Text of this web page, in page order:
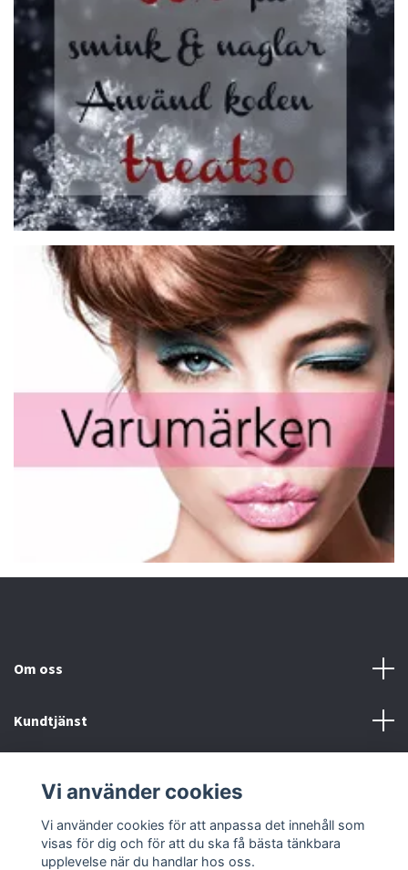
Om oss
Kundtjänst
Sociala medier
Vi använder cookies
Vi använder cookies för att anpassa det innehåll som
visas för dig och för att du ska få bästa tänkbara
upplevelse när du handlar hos oss.